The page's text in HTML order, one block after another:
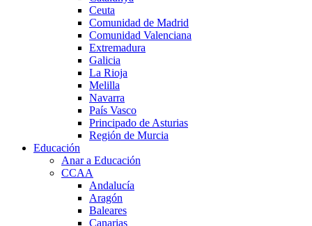
Ceuta
Comunidad de Madrid
Comunidad Valenciana
Extremadura
Galicia
La Rioja
Melilla
Navarra
País Vasco
Principado de Asturias
Región de Murcia
Educación
Anar a Educación
CCAA
Andalucía
Aragón
Baleares
Canarias